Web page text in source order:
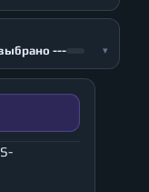
--- ▾